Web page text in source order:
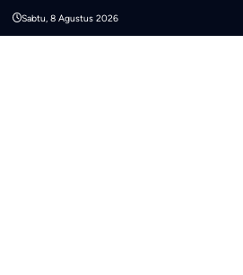
Sabtu, 8 Agustus 2026